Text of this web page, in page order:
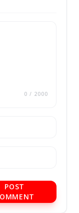
0 / 2000
POST